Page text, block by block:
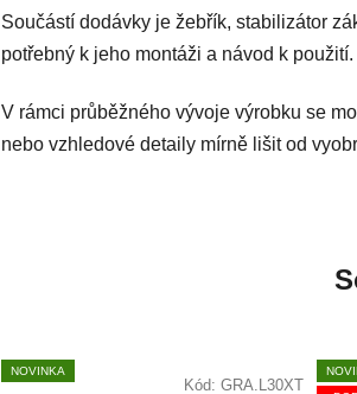
Součástí dodávky je žebřík, stabilizátor
potřebný k jeho montáži a návod k použití.
V rámci průběžného vývoje výrobku se
nebo vzhledové detaily mírně lišit od
NOVINKA
Kód: GRA.L30XT